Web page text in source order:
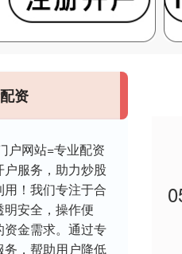
资
户网站=专业配资
服务，助力炒股
！我们专注于合
安全，操作便
金需求。通过专
，帮助用户降低